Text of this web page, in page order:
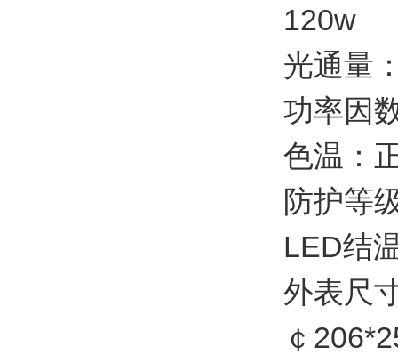
120w
光通量
功率因
色温：
防护等
LED结
外表尺
￠